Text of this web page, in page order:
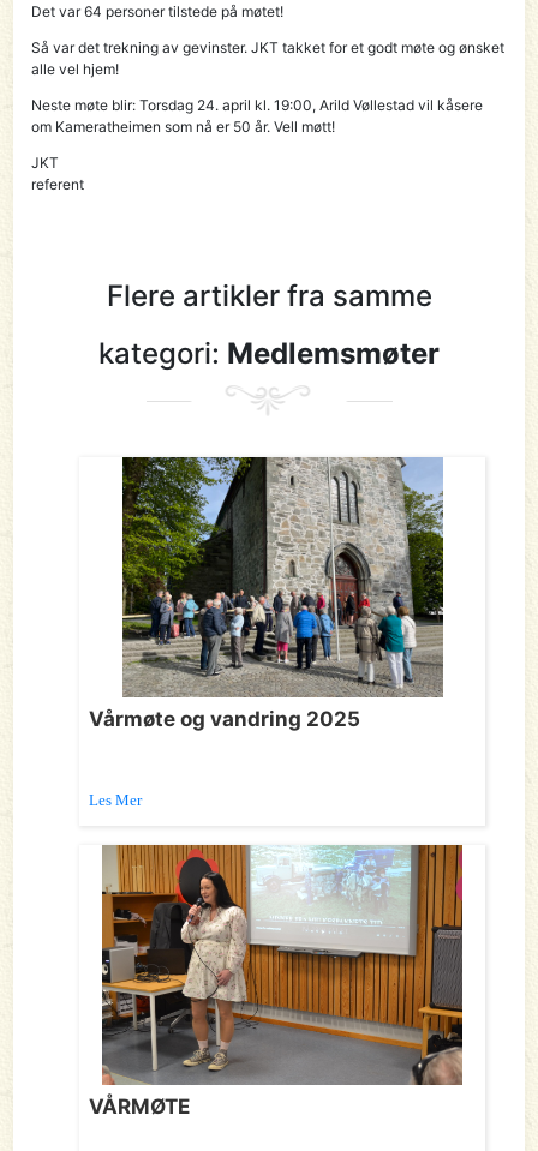
Det var 64 personer tilstede på møtet!
Så var det trekning av gevinster. JKT takket for et godt møte og ønsket
alle vel hjem!
Neste møte blir: Torsdag 24. april kl. 19:00, Arild Vøllestad vil kåsere
om Kameratheimen som nå er 50 år. Vell møtt!
JKT
referent
Flere artikler fra samme
kategori: Medlemsmøter
Vårmøte og vandring 2025
Les Mer
VÅRMØTE